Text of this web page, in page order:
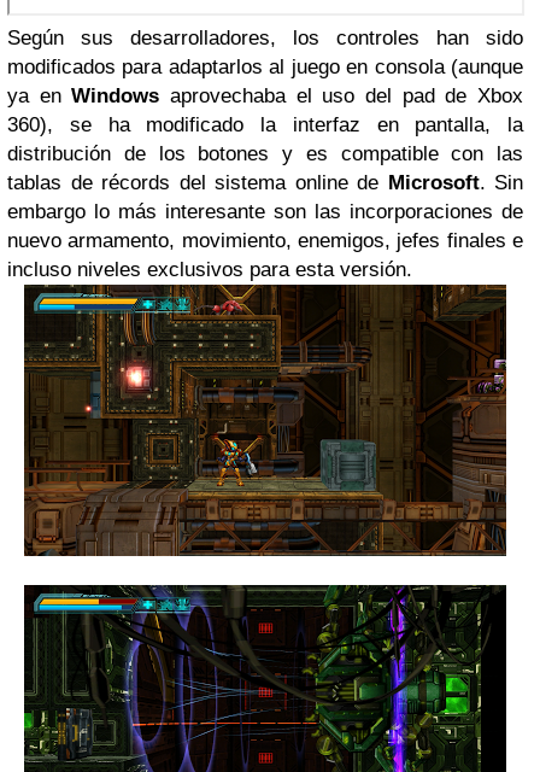
Según sus desarrolladores, los controles han sido
modificados para adaptarlos al juego en consola (aunque
ya enWindows aprovechaba el uso del pad de Xbox
360), se ha modificado la interfaz en pantalla, la
distribución de los botones y es compatible con las
tablas de récords del sistema online de Microsoft. Sin
embargo lo más interesante son las incorporaciones de
nuevo armamento, movimiento, enemigos, jefes finales e
incluso niveles exclusivos para esta versión.